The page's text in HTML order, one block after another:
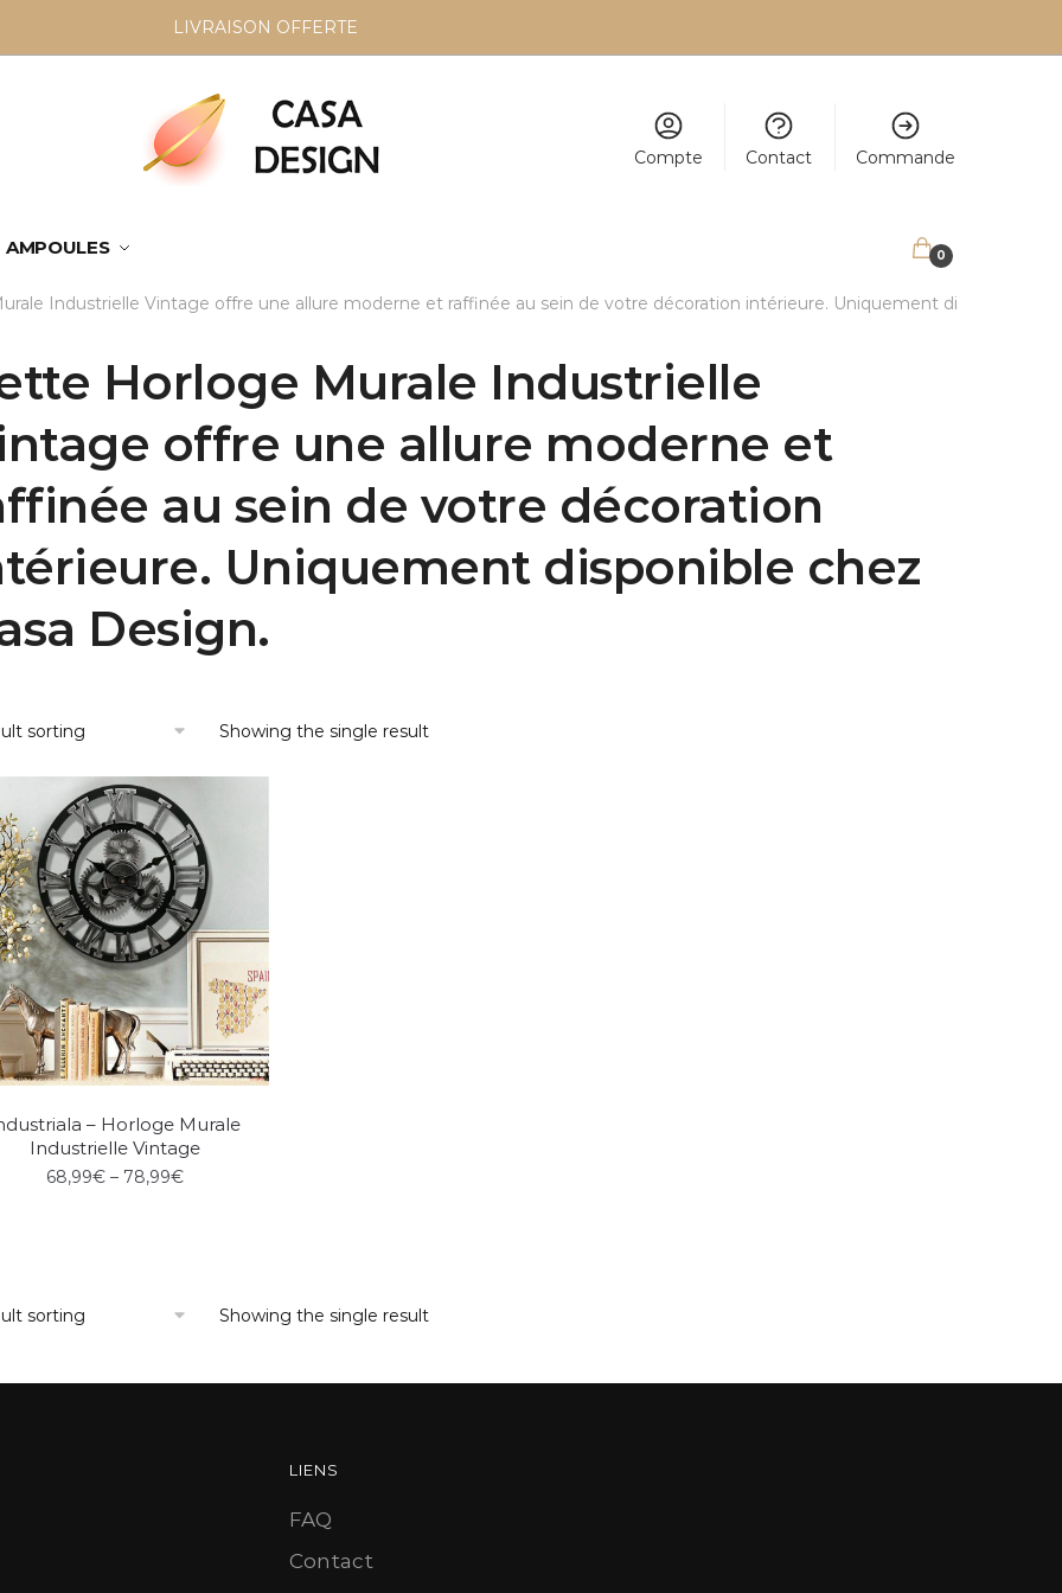
LIVRAISON OFFERTE
Compte Contact Commande
AMPOULES 0
Industrielle Vintage offre une allure moderne et raffinée au sein de votre décoration intérieure. Uniquement disponible
Horloge Murale Industrielle
offre une allure moderne et
au sein de votre décoration
Uniquement disponible chez
Design.
Showing the single result
– Horloge Murale
Industrielle Vintage
68,99€– 78,99€
Showing the single result
LIENS
FAQ
Contact